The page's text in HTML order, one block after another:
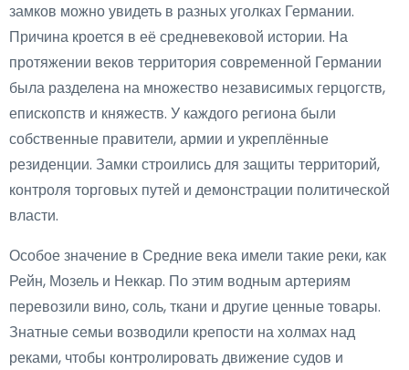
замков можно увидеть в разных уголках Германии.
Причина кроется в её средневековой истории. На
протяжении веков территория современной Германии
была разделена на множество независимых герцогств,
епископств и княжеств. У каждого региона были
собственные правители, армии и укреплённые
резиденции. Замки строились для защиты территорий,
контроля торговых путей и демонстрации политической
власти.
Особое значение в Средние века имели такие реки, как
Рейн, Мозель и Неккар. По этим водным артериям
перевозили вино, соль, ткани и другие ценные товары.
Знатные семьи возводили крепости на холмах над
реками, чтобы контролировать движение судов и